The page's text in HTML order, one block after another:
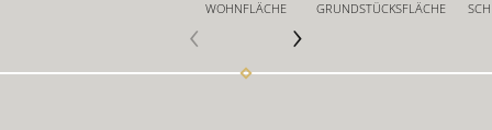
FÜR INVESTOREN
WOHNFLÄCHE GRUNDSTÜCKSFLÄCHE